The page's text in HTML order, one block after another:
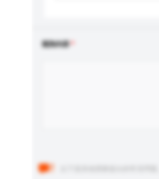
查詢內容